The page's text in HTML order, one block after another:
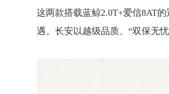
这两款搭载蓝鲸2.0T+爱信8AT
遇。长安以越级品质、“双保无